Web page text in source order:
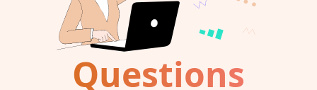
Questions